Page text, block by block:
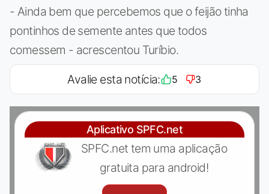
- Ainda bem que percebemos que o feijão tinha
pontinhos de semente antes que todos
comessem - acrescentou Turíbio.
Avalie esta notícia: 5 3
Aplicativo SPFC.net
SPFC.net tem uma aplicação
gratuita para android!